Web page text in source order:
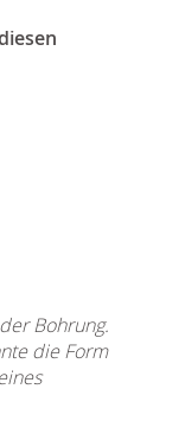
Bohrung.
die Form